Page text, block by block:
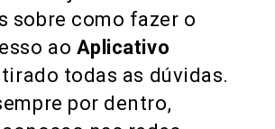
sobre como fazer o
ao Aplicativo
todas as dúvidas.
por dentro,